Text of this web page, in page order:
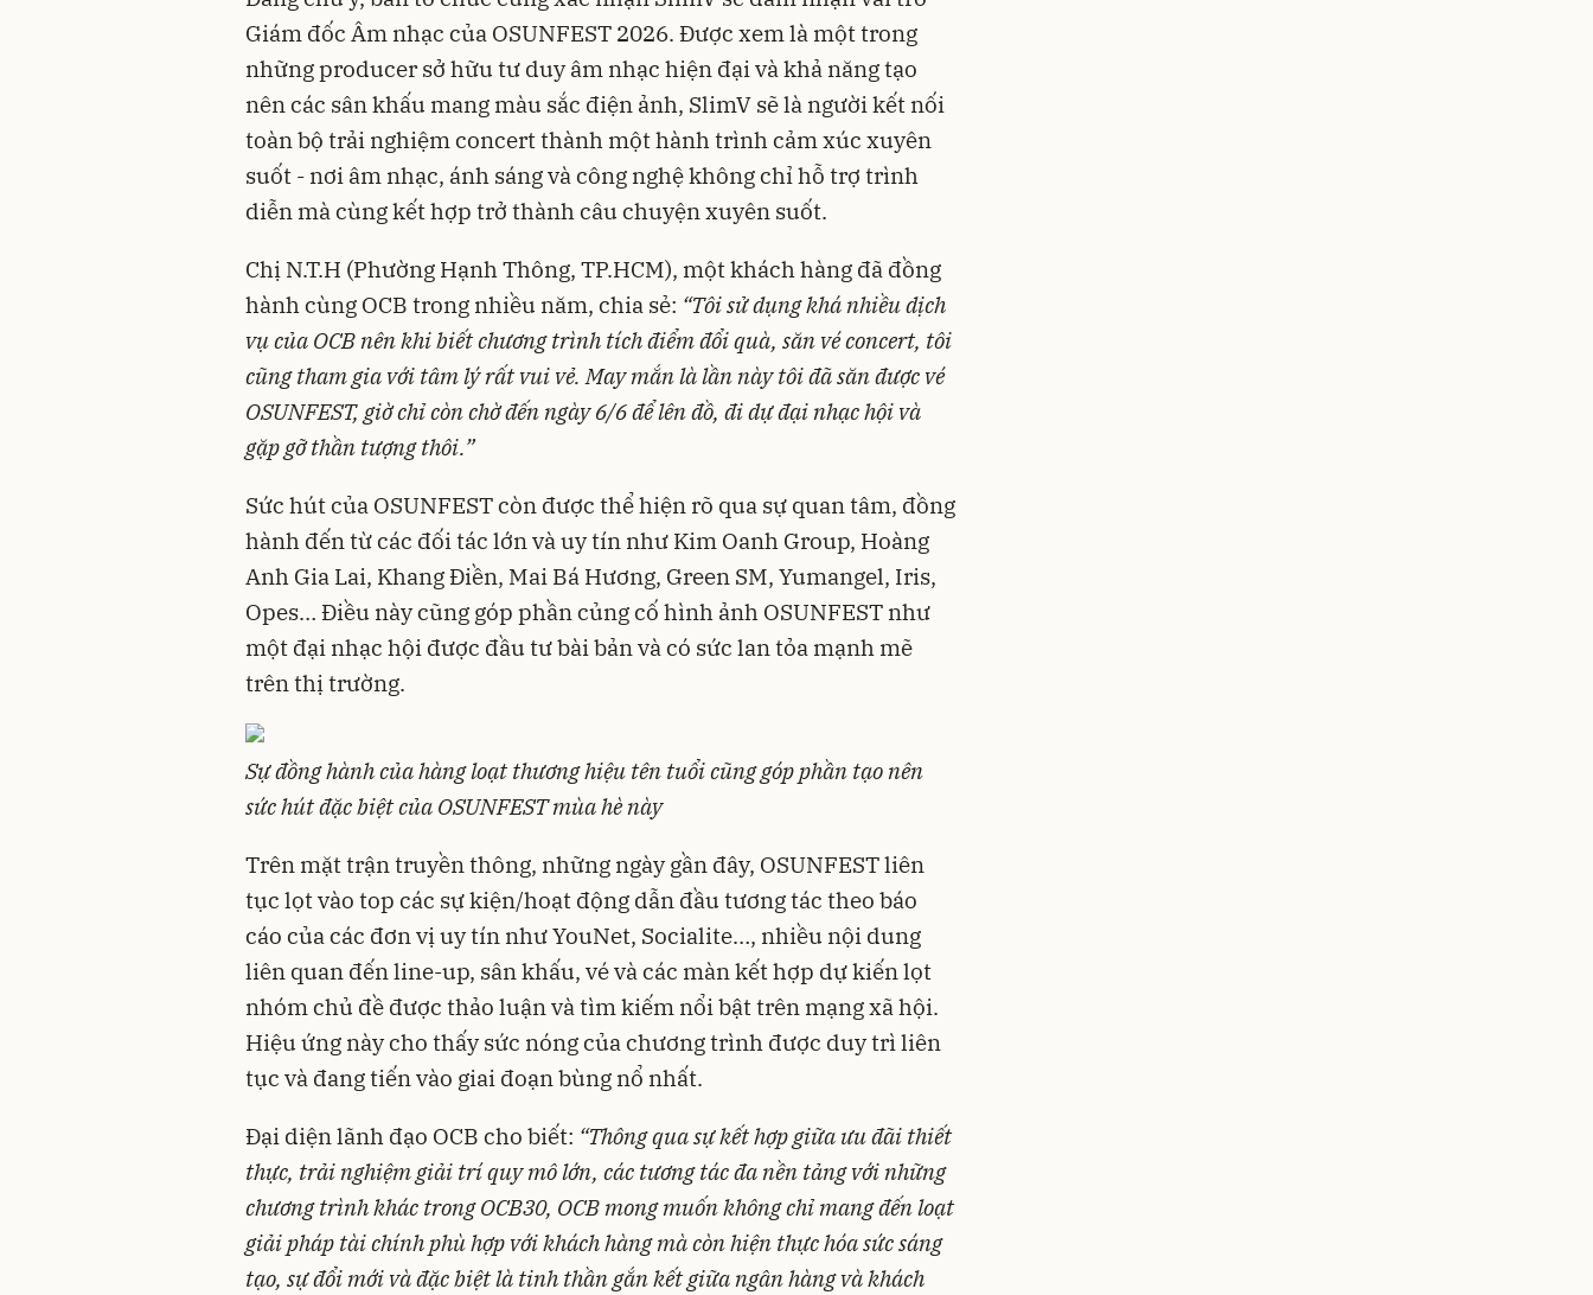
Giám đốc Âm nhạc của OSUNFEST 2026. Được xem là một trong
những producer sở hữu tư duy âm nhạc hiện đại và khả năng tạo
nên các sân khấu mang màu sắc điện ảnh, SlimV sẽ là người kết nối
toàn bộ trải nghiệm concert thành một hành trình cảm xúc xuyên
suốt - nơi âm nhạc, ánh sáng và công nghệ không chỉ hỗ trợ trình
diễn mà cùng kết hợp trở thành câu chuyện xuyên suốt.
Chị N.T.H (Phường Hạnh Thông, TP.HCM), một khách hàng đã đồng
hành cùng OCB trong nhiều năm, chia sẻ: “Tôi sử dụng khá nhiều dịch
vụ của OCB nên khi biết chương trình tích điểm đổi quà, săn vé concert, tôi
cũng tham gia với tâm lý rất vui vẻ. May mắn là lần này tôi đã săn được vé
OSUNFEST, giờ chỉ còn chờ đến ngày 6/6 để lên đồ, đi dự đại nhạc hội và
gặp gỡ thần tượng thôi.”
Sức hút của OSUNFEST còn được thể hiện rõ qua sự quan tâm, đồng
hành đến từ các đối tác lớn và uy tín như Kim Oanh Group, Hoàng
Anh Gia Lai, Khang Điền, Mai Bá Hương, Green SM, Yumangel, Iris,
Opes… Điều này cũng góp phần củng cố hình ảnh OSUNFEST như
một đại nhạc hội được đầu tư bài bản và có sức lan tỏa mạnh mẽ
trên thị trường.
Sự đồng hành của hàng loạt thương hiệu tên tuổi cũng góp phần tạo nên
sức hút đặc biệt của OSUNFEST mùa hè này
Trên mặt trận truyền thông, những ngày gần đây, OSUNFEST liên
tục lọt vào top các sự kiện/hoạt động dẫn đầu tương tác theo báo
cáo của các đơn vị uy tín như YouNet, Socialite…, nhiều nội dung
liên quan đến line-up, sân khấu, vé và các màn kết hợp dự kiến lọt
nhóm chủ đề được thảo luận và tìm kiếm nổi bật trên mạng xã hội.
Hiệu ứng này cho thấy sức nóng của chương trình được duy trì liên
tục và đang tiến vào giai đoạn bùng nổ nhất.
Đại diện lãnh đạo OCB cho biết: “Thông qua sự kết hợp giữa ưu đãi thiết
thực, trải nghiệm giải trí quy mô lớn, các tương tác đa nền tảng với những
chương trình khác trong OCB30, OCB mong muốn không chỉ mang đến loạt
giải pháp tài chính phù hợp với khách hàng mà còn hiện thực hóa sức sáng
tạo, sự đổi mới và đặc biệt là tinh thần gắn kết giữa ngân hàng và khách